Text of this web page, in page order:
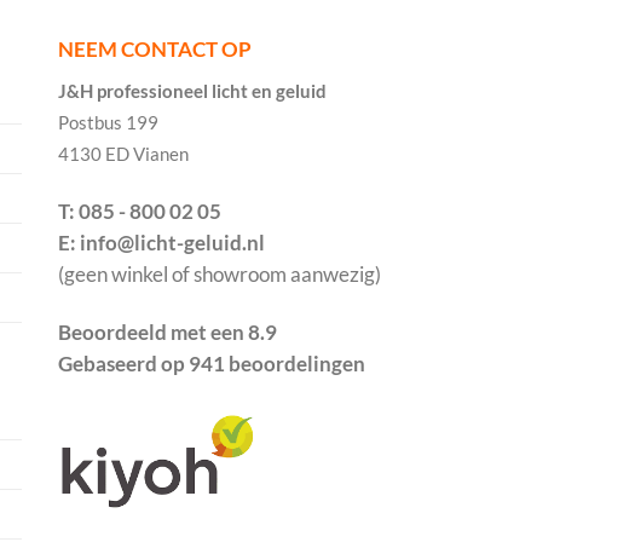
NEEM CONTACT OP
J&H professioneel licht en geluid
Postbus 199
4130 ED Vianen
T: 085 - 800 02 05
E: info@licht-geluid.nl
(geen winkel of showroom aanwezig)
Beoordeeld met een 8.9
Gebaseerd op 941 beoordelingen